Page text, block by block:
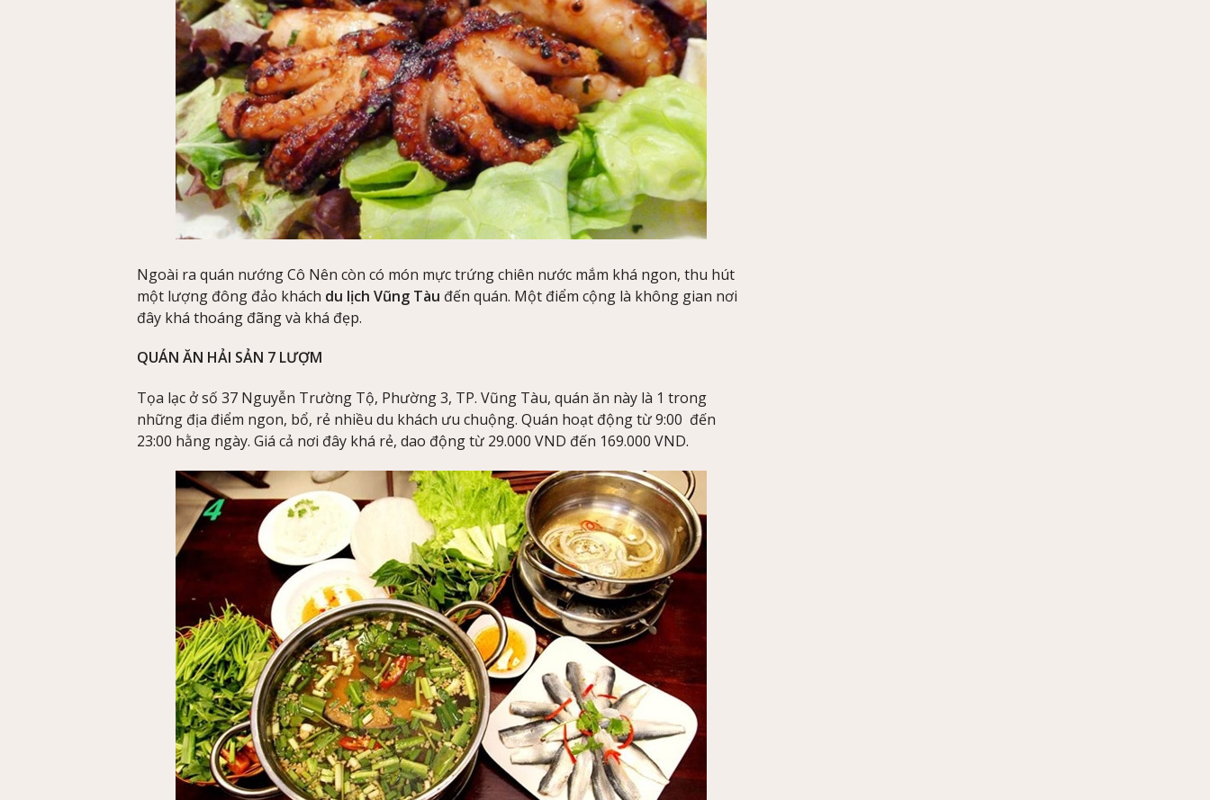
Ngoài ra quán nướng Cô Nên còn có món mực trứng chiên nước mắm khá ngon, thu hút
một lượng đông đảo khách du lịch Vũng Tàu đến quán. Một điểm cộng là không gian nơi
đây khá thoáng đãng và khá đẹp.
QUÁN ĂN HẢI SẢN 7 LƯỢM
Tọa lạc ở số 37 Nguyễn Trường Tộ, Phường 3, TP. Vũng Tàu, quán ăn này là 1 trong
những địa điểm ngon, bổ, rẻ nhiều du khách ưu chuộng. Quán hoạt động từ 9:00 đến
23:00 hằng ngày. Giá cả nơi đây khá rẻ, dao động từ 29.000 VND đến 169.000 VND.